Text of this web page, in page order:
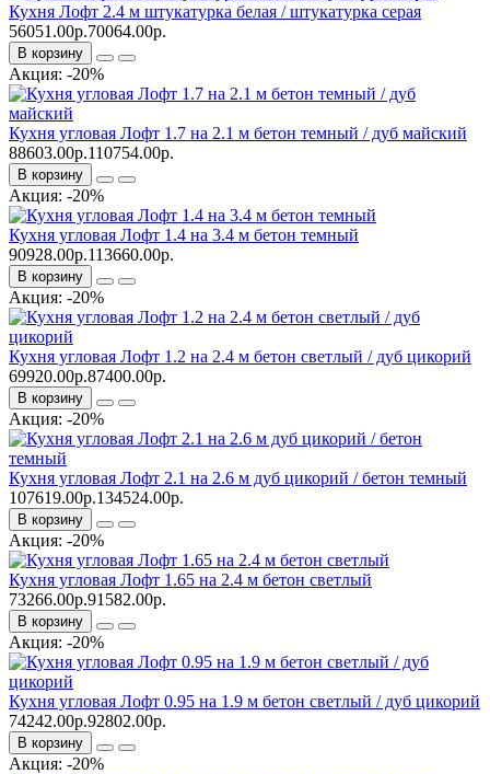
Кухня Лофт 2.4 м штукатурка белая / штукатурка серая
56051.00р.70064.00р.
В корзину
Акция: -20%
Кухня угловая Лофт 1.7 на 2.1 м бетон темный / дуб майский
88603.00р.110754.00р.
В корзину
Акция: -20%
Кухня угловая Лофт 1.4 на 3.4 м бетон темный
90928.00р.113660.00р.
В корзину
Акция: -20%
Кухня угловая Лофт 1.2 на 2.4 м бетон светлый / дуб цикорий
69920.00р.87400.00р.
В корзину
Акция: -20%
Кухня угловая Лофт 2.1 на 2.6 м дуб цикорий / бетон темный
107619.00р.134524.00р.
В корзину
Акция: -20%
Кухня угловая Лофт 1.65 на 2.4 м бетон светлый
73266.00р.91582.00р.
В корзину
Акция: -20%
Кухня угловая Лофт 0.95 на 1.9 м бетон светлый / дуб цикорий
74242.00р.92802.00р.
В корзину
Акция: -20%